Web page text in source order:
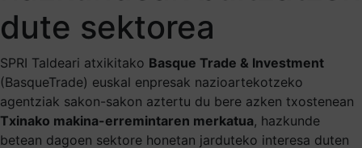
dute sektorea
SPRI Taldeari atxikitako Basque Trade & Investment
(BasqueTrade) euskal enpresak nazioartekotzeko
agentziak sakon-sakon aztertu du bere azken txostenean
Txinako makina-erremintaren merkatua, hazkunde
betean dagoen sektore honetan jarduteko interesa duten